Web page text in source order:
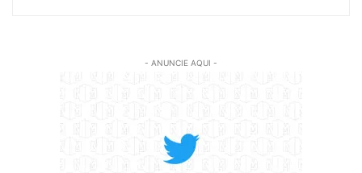
- ANUNCIE AQUI -